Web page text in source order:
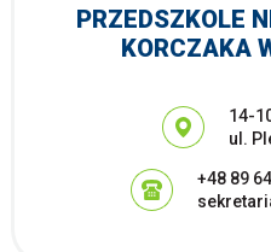
PRZEDSZKOLE
KORCZAKA
14-
ul.
+48 89